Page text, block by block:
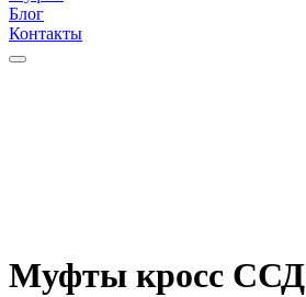
Блог
Контакты
Муфты кросс ССД